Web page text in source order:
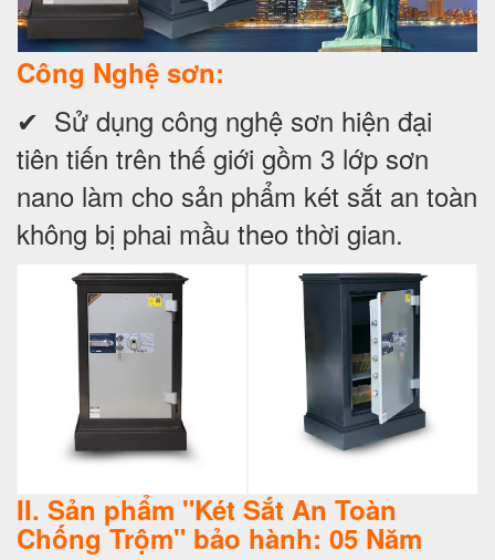
Công Nghệ sơn:
✔ Sử dụng công nghệ sơn hiện đại
tiên tiến trên thế giới gồm 3 lớp sơn
nano làm cho sản phẩm két sắt an toàn
không bị phai mầu theo thời gian.
II. Sản phẩm "Két Sắt An Toàn
Chống Trộm" bảo hành: 05 Năm